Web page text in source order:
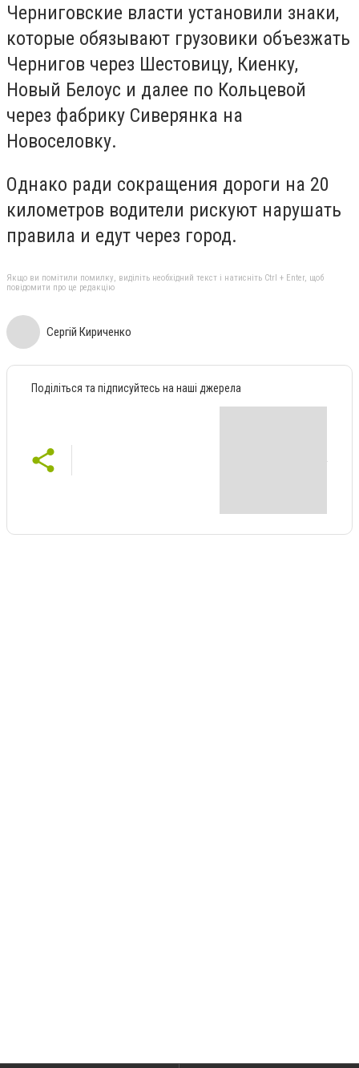
Черниговские власти установили знаки,
которые обязывают грузовики объезжать
Чернигов через Шестовицу, Киенку,
Новый Белоус и далее по Кольцевой
через фабрику Сиверянка на
Новоселовку.
Однако ради сокращения дороги на 20
километров водители рискуют нарушать
правила и едут через город.
Якщо ви помітили помилку, виділіть необхідний текст і натисніть Ctrl + Enter, щоб
повідомити про це редакцію
Сергій Кириченко
Поділіться та підписуйтесь на наші джерела